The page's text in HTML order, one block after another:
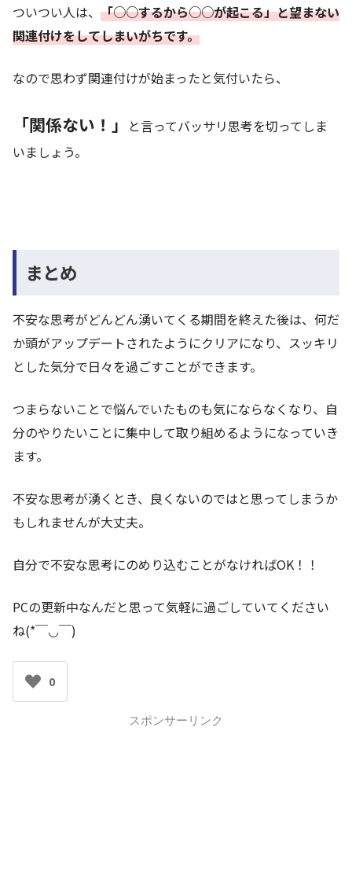
ついつい人は、 「○○するから○○が起こる」と望まない
関連付けをしてしまいがちです。
なので思わず関連付けが始まったと気付いたら、
「関係ない！」
と言ってバッサリ思考を切ってしま
いましょう。
まとめ
不安な思考がどんどん湧いてくる期間を終えた後は、何だ
か頭がアップデートされたようにクリアになり、スッキリ
とした気分で日々を過ごすことができます。
つまらないことで悩んでいたものも気にならなくなり、自
分のやりたいことに集中して取り組めるようになっていき
ます。
不安な思考が湧くとき、良くないのではと思ってしまうか
もしれませんが大丈夫。
自分で不安な思考にのめり込むことがなければOK！！
PCの更新中なんだと思って気軽に過ごしていてください
ね(*￣◡￣)
0
スポンサーリンク